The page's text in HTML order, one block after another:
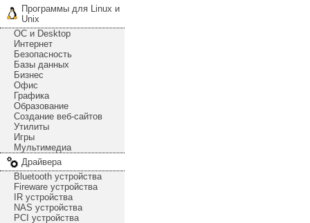
Программы для Linux и
Unix
ОС и Desktop
Интернет
Безопасность
Базы данных
Бизнес
Офис
Графика
Образование
Создание веб-сайтов
Утилиты
Игры
Мультимедиа
Драйвера
Bluetooth устройства
Fireware устройства
IR устройства
NAS устройства
PCI устройства